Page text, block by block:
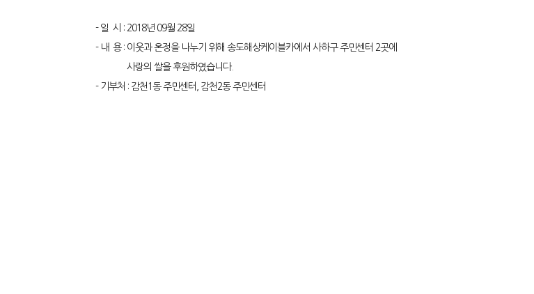
- 일 시 : 2018년 09월 28일
- 내 용 : 이웃과 온정을 나누기 위해 송도해상케이블카에서 사하구 주민센터 2곳에
사랑의 쌀을 후원하였습니다.
- 기부처 : 감천1동 주민센터, 감천2동 주민센터